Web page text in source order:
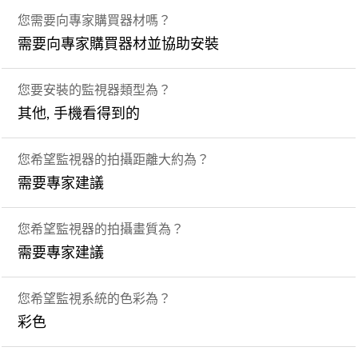
您需要向專家購買器材嗎？
需要向專家購買器材並協助安裝
您要安裝的監視器類型為？
其他, 手機看得到的
您希望監視器的拍攝距離大約為？
需要專家建議
您希望監視器的拍攝畫質為？
需要專家建議
您希望監視系統的色彩為？
彩色